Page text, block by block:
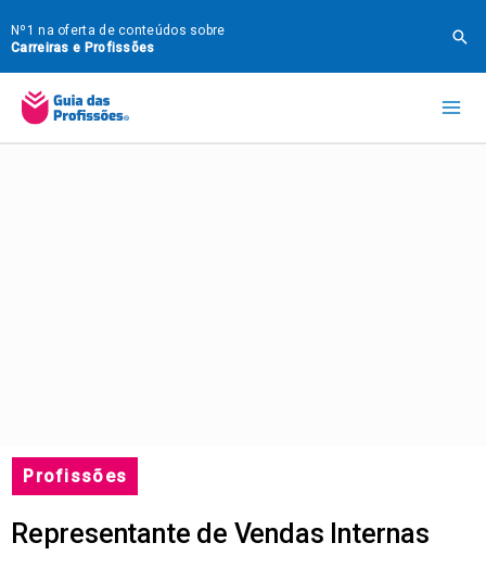
para
o
conteúdo
Nº1 na oferta de conteúdos sobre
Carreiras e Profissões
Profissões
Representante de Vendas Internas